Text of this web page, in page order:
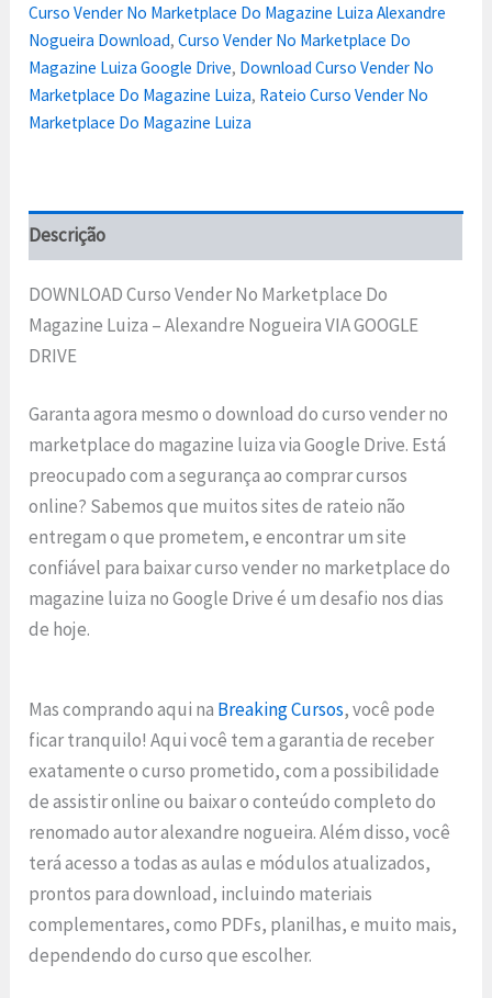
Curso Vender No Marketplace Do Magazine Luiza Alexandre
Nogueira Download,Curso Vender No Marketplace Do
Magazine Luiza Google Drive, Download Curso Vender No
Marketplace Do Magazine Luiza, Rateio Curso Vender No
Marketplace Do Magazine Luiza
Descrição
DOWNLOAD Curso Vender No Marketplace Do
Magazine Luiza – Alexandre Nogueira VIA GOOGLE
DRIVE
Garanta agora mesmo o download do curso vender no
marketplace do magazine luiza via Google Drive. Está
preocupado com a segurança ao comprar cursos
online? Sabemos que muitos sites de rateio não
entregam o que prometem, e encontrar um site
confiável para baixar curso vender no marketplace do
magazine luiza no Google Drive é um desafio nos dias
de hoje.
Mas comprando aqui na Breaking Cursos, você pode
ficar tranquilo! Aqui você tem a garantia de receber
exatamente o curso prometido, com a possibilidade
de assistir online ou baixar o conteúdo completo do
renomado autor alexandre nogueira. Além disso, você
terá acesso a todas as aulas e módulos atualizados,
prontos para download, incluindo materiais
complementares, como PDFs, planilhas, e muito mais,
dependendo do curso que escolher.